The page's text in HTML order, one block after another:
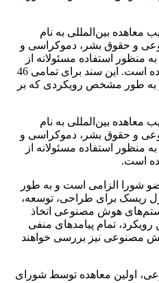
بین‌المللی به نام
و حقوق بشر، دموکراسی و
منظور استفاده مسئولانه از
هوش مصنوعی تصمیم گرفته شده است. این سند برای تمامی 46
طور مشخص رویکردی که بر
بین‌المللی به نام
و حقوق بشر، دموکراسی و
منظور استفاده مسئولانه از
است.
46 کشور عضو شورا الزامی است و به طور
ریسک برای طراحی، توسعه،
هوش مصنوعی اتخاذ
تمام پیامدهای منفی
مصنوعی نیز بررسی خواهند